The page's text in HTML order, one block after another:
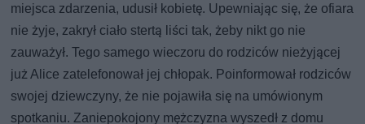
miejsca zdarzenia, udusił kobietę. Upewniając się, że ofiara
nie żyje, zakrył ciało stertą liści tak, żeby nikt go nie
zauważył. Tego samego wieczoru do rodziców nieżyjącej
już Alice zatelefonował jej chłopak. Poinformował rodziców
swojej dziewczyny, że nie pojawiła się na umówionym
spotkaniu. Zaniepokojony mężczyzna wyszedł z domu